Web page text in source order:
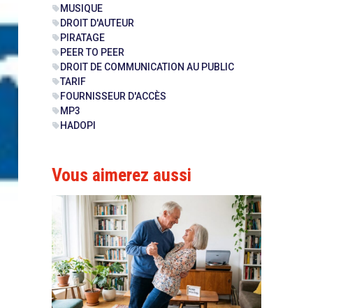
sellMUSIQUE
sellDROIT D'AUTEUR
sellPIRATAGE
sellPEER TO PEER
sellDROIT DE COMMUNICATION AU PUBLIC
sellTARIF
sellFOURNISSEUR D'ACCÈS
sellMP3
sellHADOPI
Vous aimerez aussi